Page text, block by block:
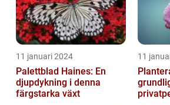
11 januari 2024
Palettblad Haines: En
djupdykning i denna
färgstarka växt
11